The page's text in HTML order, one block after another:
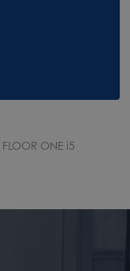
FLOOR ONE i5